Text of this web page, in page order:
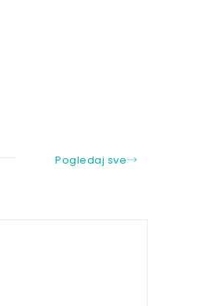
Pogledaj sve